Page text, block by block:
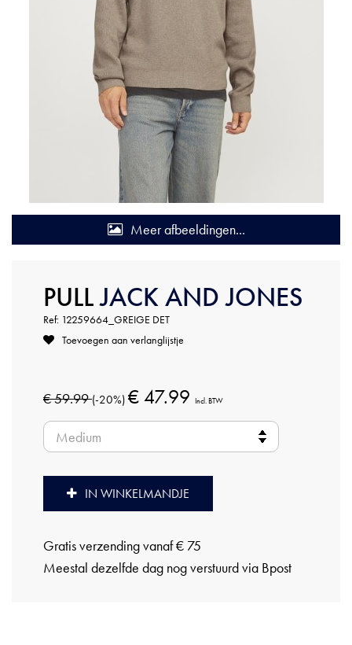
Meer afbeeldingen...
PULLJACK AND JONES
Ref: 12259664_GREIGE DET
Toevoegen aan verlanglijstje
€ 59.99(-20%) € 47.99 Incl. BTW
IN WINKELMANDJE
Gratis verzending vanaf € 75
Meestal dezelfde dag nog verstuurd via Bpost